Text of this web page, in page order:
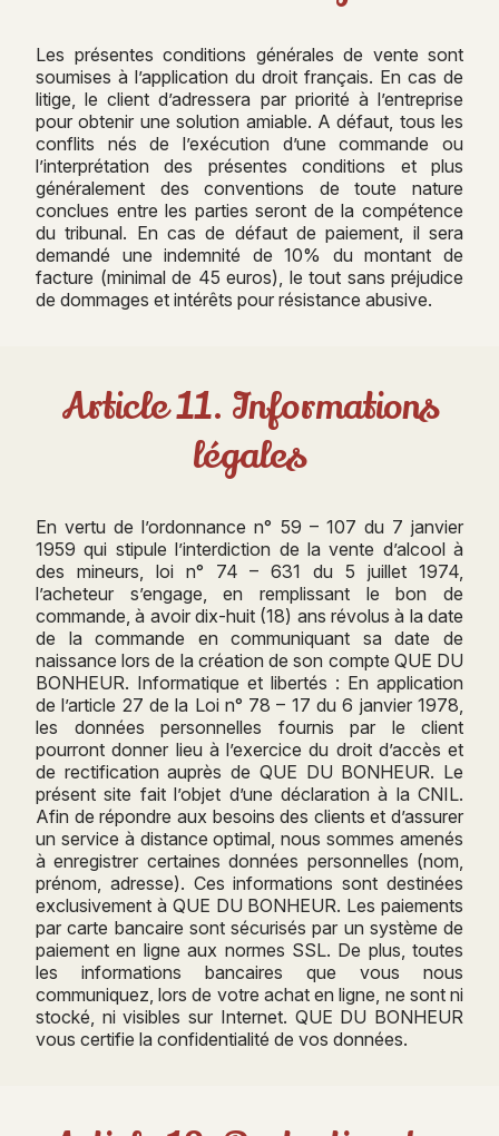
Les présentes conditions générales de vente sont
soumises à l’application du droit français. En cas de
litige, le client d’adressera par priorité à l’entreprise
pour obtenir une solution amiable. A défaut, tous les
conflits nés de l’exécution d’une commande ou
l’interprétation des présentes conditions et plus
généralement des conventions de toute nature
conclues entre les parties seront de la compétence
du tribunal. En cas de défaut de paiement, il sera
demandé une indemnité de 10% du montant de
facture (minimal de 45 euros), le tout sans préjudice
de dommages et intérêts pour résistance abusive.
Article 11. Informations
légales
En vertu de l’ordonnance n° 59 – 107 du 7 janvier
1959 qui stipule l’interdiction de la vente d’alcool à
des mineurs, loi n° 74 – 631 du 5 juillet 1974,
l’acheteur s’engage, en remplissant le bon de
commande, à avoir dix-huit (18) ans révolus à la date
de la commande en communiquant sa date de
naissance lors de la création de son compte QUE DU
BONHEUR. Informatique et libertés : En application
de l’article 27 de la Loi n° 78 – 17 du 6 janvier 1978,
les données personnelles fournis par le client
pourront donner lieu à l’exercice du droit d’accès et
de rectification auprès de QUE DU BONHEUR. Le
présent site fait l’objet d’une déclaration à la CNIL.
Afin de répondre aux besoins des clients et d’assurer
un service à distance optimal, nous sommes amenés
à enregistrer certaines données personnelles (nom,
prénom, adresse). Ces informations sont destinées
exclusivement à QUE DU BONHEUR. Les paiements
par carte bancaire sont sécurisés par un système de
paiement en ligne aux normes SSL. De plus, toutes
les informations bancaires que vous nous
communiquez, lors de votre achat en ligne, ne sont ni
stocké, ni visibles sur Internet. QUE DU BONHEUR
vous certifie la confidentialité de vos données.